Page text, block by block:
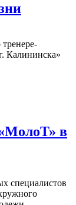
Калининска»
в
специалистов